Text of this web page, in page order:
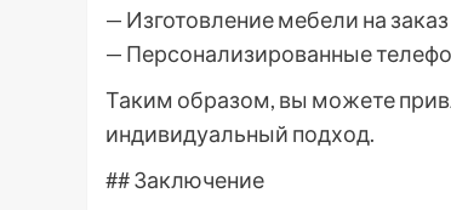
— Изготовление мебели на заказ
— Персонализированные
Таким образом, вы можете
индивидуальный подход.
## Заключение